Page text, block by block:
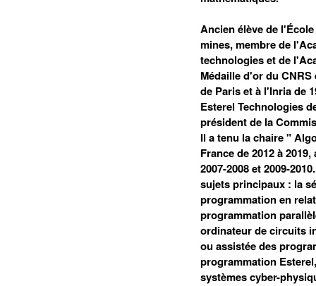
Ancien élève de
mines, membre de
technologies et de
Médaille d'or du
de Paris et à l'Inria de
Esterel Technologies
président de la
Il a tenu la chaire "
France de 2012 à
2007-2008 et 2009-
sujets principaux : la
programmation en
programmation
ordinateur de circuits
ou assistée des
programmation
systèmes cyber-